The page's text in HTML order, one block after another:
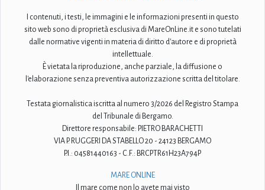
I contenuti, i testi, le immagini e le informazioni presenti in questo
sito web sono di proprietà esclusiva di MareOnLine.it e sono tutelati
dalle normative vigenti in materia di diritto d'autore e di proprietà
intellettuale.
È vietata la riproduzione, anche parziale, la diffusione o
l'elaborazione senza preventiva autorizzazione scritta del titolare.
Testata giornalistica iscritta al numero 3/2026 del Registro Stampa
del Tribunale di Bergamo.
Direttore responsabile: PIETRO BARACHETTI
VIA P. RUGGERI DA STABELLO 20 - 24123 BERGAMO
P.I.: 04581440163 - C.F.: BRCPTR61H23A794P
MARE ONLINE
Il mare come non lo avete mai visto